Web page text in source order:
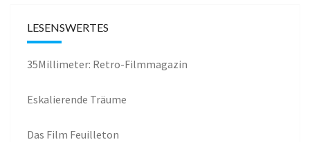
LESENSWERTES
35Millimeter: Retro-Filmmagazin
Eskalierende Träume
Das Film Feuilleton